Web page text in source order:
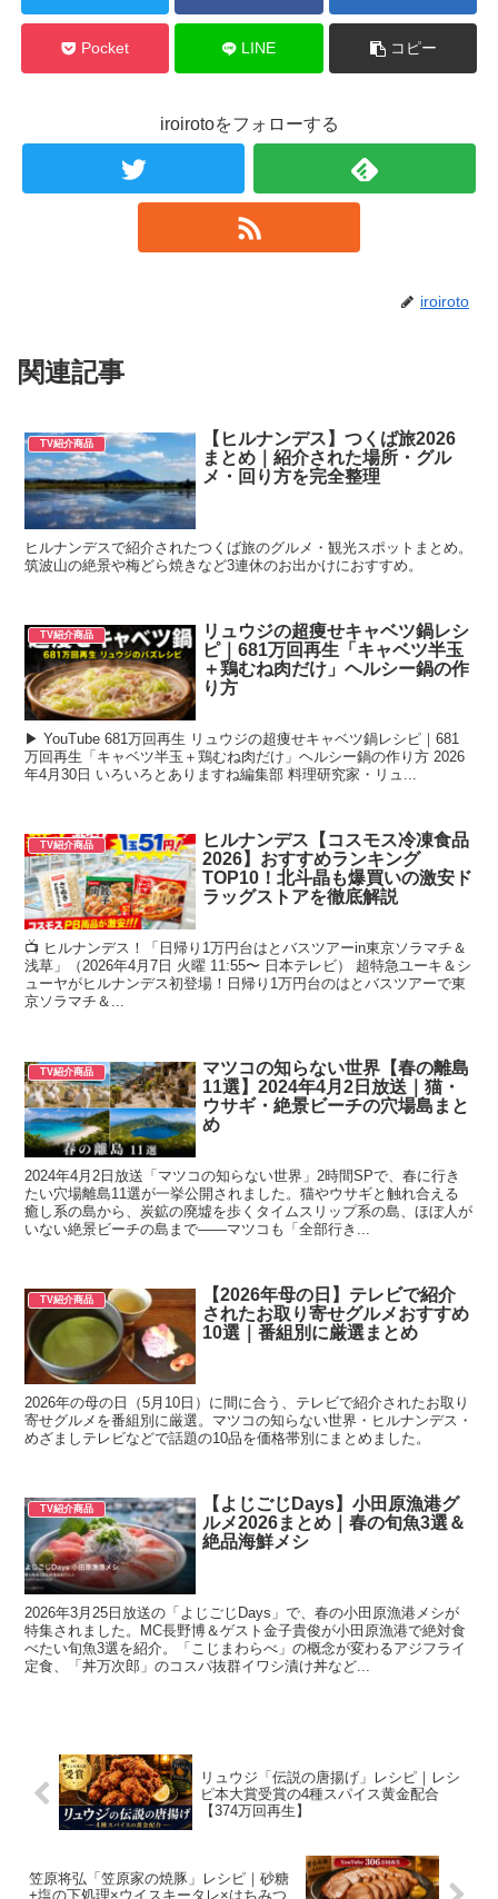
Pocket LINE コピー
iroirotoをフォローする
iroiroto
関連記事
TV紹介商品
【ヒルナンデス】つくば旅2026
まとめ｜紹介された場所・グル
メ・回り方を完全整理
ヒルナンデスで紹介されたつくば旅のグルメ・観光スポットまとめ。
筑波山の絶景や梅どら焼きなど3連休のお出かけにおすすめ。
TV紹介商品
リュウジの超痩せキャベツ鍋レシ
ピ｜681万回再生「キャベツ半玉
＋鶏むね肉だけ」ヘルシー鍋の作
り方
▶ YouTube 681万回再生 リュウジの超痩せキャベツ鍋レシピ｜681
万回再生「キャベツ半玉＋鶏むね肉だけ」ヘルシー鍋の作り方 2026
年4月30日 いろいろとありますね編集部 料理研究家・リュ...
TV紹介商品
ヒルナンデス【コスモス冷凍食品
2026】おすすめランキング
TOP10！北斗晶も爆買いの激安ド
ラッグストアを徹底解説
📺 ヒルナンデス！「日帰り1万円台はとバスツアーin東京ソラマチ＆
浅草」（2026年4月7日 火曜 11:55〜 日本テレビ） 超特急ユーキ＆シ
ューヤがヒルナンデス初登場！日帰り1万円台のはとバスツアーで東
京ソラマチ＆...
TV紹介商品
マツコの知らない世界【春の離島
11選】2024年4月2日放送｜猫・
ウサギ・絶景ビーチの穴場島まと
め
2024年4月2日放送「マツコの知らない世界」2時間SPで、春に行き
たい穴場離島11選が一挙公開されました。猫やウサギと触れ合える
癒し系の島から、炭鉱の廃墟を歩くタイムスリップ系の島、ほぼ人が
いない絶景ビーチの島まで——マツコも「全部行き...
TV紹介商品
【2026年母の日】テレビで紹介
されたお取り寄せグルメおすすめ
10選｜番組別に厳選まとめ
2026年の母の日（5月10日）に間に合う、テレビで紹介されたお取り
寄せグルメを番組別に厳選。マツコの知らない世界・ヒルナンデス・
めざましテレビなどで話題の10品を価格帯別にまとめました。
TV紹介商品
【よじごじDays】小田原漁港グ
ルメ2026まとめ｜春の旬魚3選＆
絶品海鮮メシ
2026年3月25日放送の「よじごじDays」で、春の小田原漁港メシが
特集されました。MC長野博＆ゲスト金子貴俊が小田原漁港で絶対食
べたい旬魚3選を紹介。「こじまわらべ」の概念が変わるアジフライ
定食、「丼万次郎」のコスパ抜群イワシ漬け丼など...
リュウジ「伝説の唐揚げ」レシピ｜レシ
ピ本大賞受賞の4種スパイス黄金配合
【374万回再生】
笠原将弘「笠原家の焼豚」レシピ｜砂糖
+塩の下処理×ウイスキータレ×はちみつ